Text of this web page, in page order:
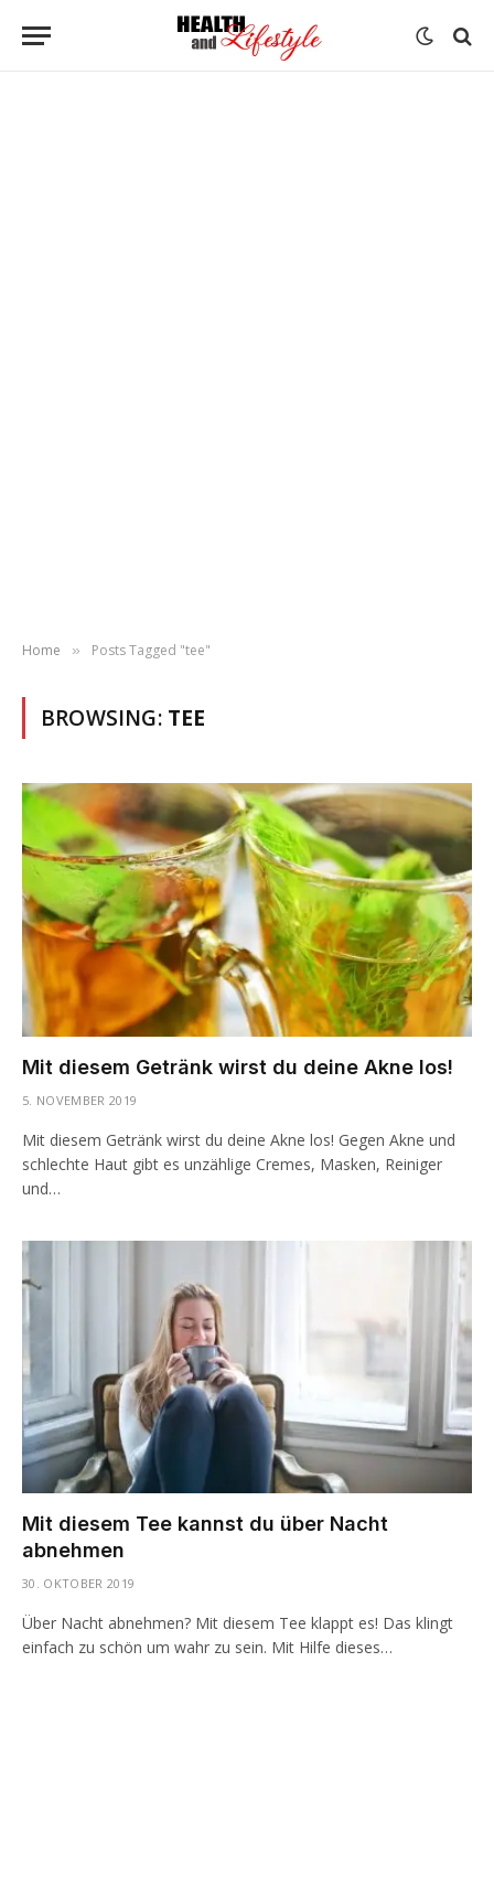
Home » Posts Tagged "tee"
BROWSING: TEE
Mit diesem Getränk wirst du deine Akne los!
5. NOVEMBER 2019
Mit diesem Getränk wirst du deine Akne los! Gegen Akne und
schlechte Haut gibt es unzählige Cremes, Masken, Reiniger
und…
Mit diesem Tee kannst du über Nacht
abnehmen
30. OKTOBER 2019
Über Nacht abnehmen? Mit diesem Tee klappt es! Das klingt
einfach zu schön um wahr zu sein. Mit Hilfe dieses…